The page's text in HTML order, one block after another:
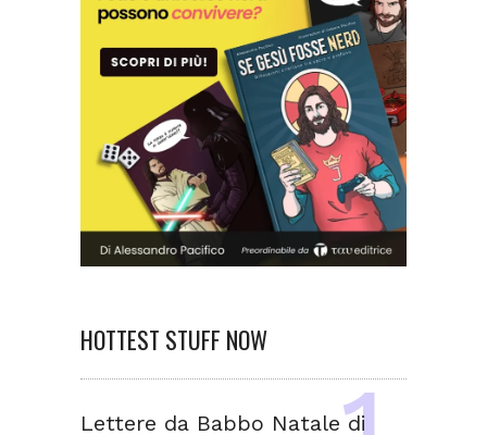
HOTTEST STUFF NOW
Lettere da Babbo Natale di